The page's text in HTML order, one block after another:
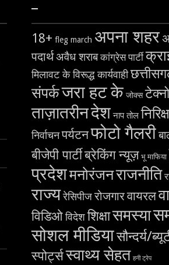
–
18+ fleg march अपना शहर
पदार्थअवैध शराब कांग्रेस पार्टी
मिलावट के विरूद्ध कार्यवाही
संपर्कजरा हट के जोक्स
ताज़ातरीनदेश नाप तोल
निर्वाचनपर्यटनफोटो गैलरी
बीजेपी पार्टीब्रेकिंग न्यूज़ भू माफिया
प्रदेशमनोरंजनराजनीति
राज्यरेसिपीजरोजगारवायरल
विडिओविदेशशिक्षासमस्या
सोशल मीडियासौन्दर्य/
स्पोर्ट्सस्वाथ्य सेहत हनी ट्रेप